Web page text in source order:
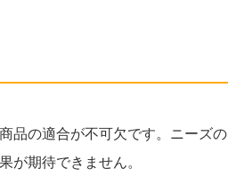
品の適合が不可欠です。ニーズの
が期待できません。